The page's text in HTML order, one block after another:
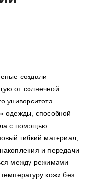
создали
от солнечной
университета
одежды, способной
с помощью
гибкий материал,
и передачи
между режимами
кожи без